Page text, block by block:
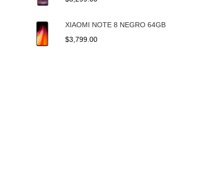
XIAOMI NOTE 8 NEGRO 64GB
$3,799.00